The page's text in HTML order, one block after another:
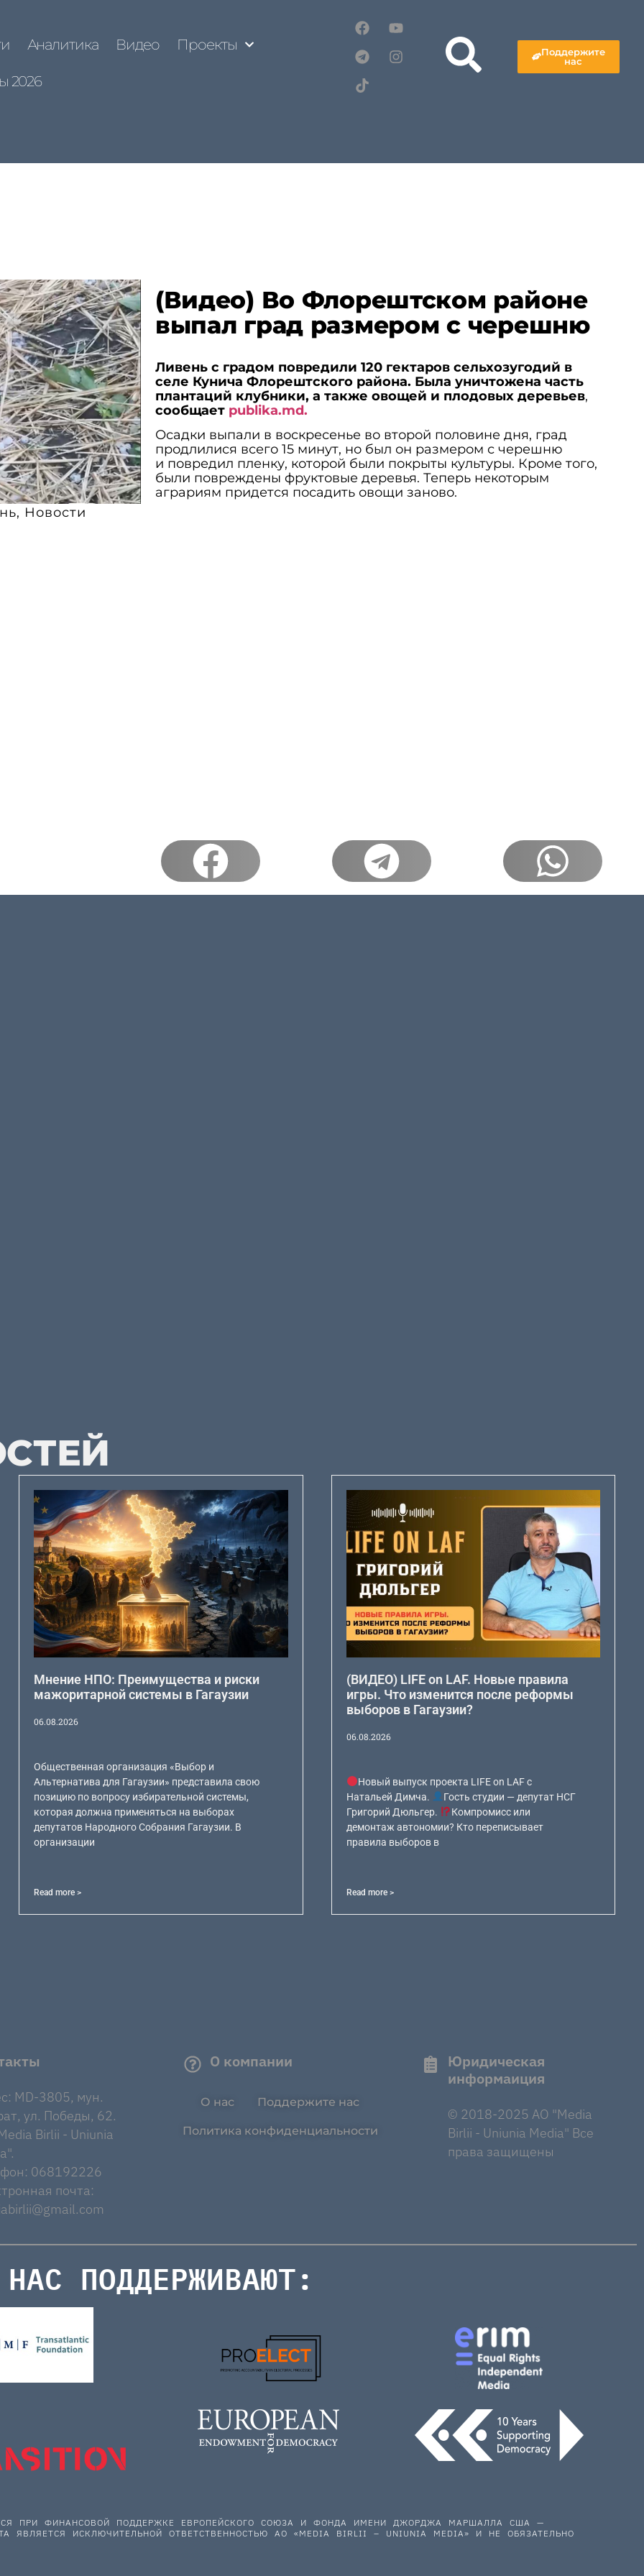
Аналитика Видео Проекты
2026
Поддержите
нас
, Новости
(Видео) Во Флорештском районе
выпал град размером с черешню
Ливень с градом повредили 120 гектаров сельхозугодий в
селе Кунича Флорештского района. Была уничтожена часть
плантаций клубники, а также овощей и плодовых деревьев,
сообщает publika.md.
Осадки выпали в воскресенье во второй половине дня, град
продлилися всего 15 минут, но был он размером с черешню
и повредил пленку, которой были покрыты культуры. Кроме того,
были повреждены фруктовые деревья. Теперь некоторым
аграриям придется посадить овощи заново.
Мнение НПО: Преимущества и риски
мажоритарной системы в Гагаузии
06.08.2026
Общественная организация «Выбор и
Альтернатива для Гагаузии» представила свою
позицию по вопросу избирательной системы,
которая должна применяться на выборах
депутатов Народного Собрания Гагаузии. В
организации
Read more >
(ВИДЕО) LIFE on LAF. Новые правила
игры. Что изменится после реформы
выборов в Гагаузии?
06.08.2026
Новый выпуск проекта LIFE on LAF с
Натальей Димча.
Гость студии — депутат НСГ
Григорий Дюльгер.
Компромисс или
демонтаж автономии? Кто переписывает
правила выборов в
Read more >
MD-3805, мун.
ул. Победы, 62.
Birlii - Uniunia
068192226
почта:
О компании
О нас Поддержите нас
Политика конфиденциальности
Юридическая
информаиция
© 2018-2025 AO "Media
Birlii - Uniunia Media" Все
права защищены
НАС ПОДДЕРЖИВАЮТ:
ПРИ ФИНАНСОВОЙ ПОДДЕРЖКЕ ЕВРОПЕЙСКОГО СОЮЗА И ФОНДА ИМЕНИ ДЖОРДЖА МАРШАЛЛА США —
ЯВЛЯЕТСЯ ИСКЛЮЧИТЕЛЬНОЙ ОТВЕТСТВЕННОСТЬЮ АО «MEDIA BIRLII – UNIUNIA MEDIA» И НЕ ОБЯЗАТЕЛЬНО